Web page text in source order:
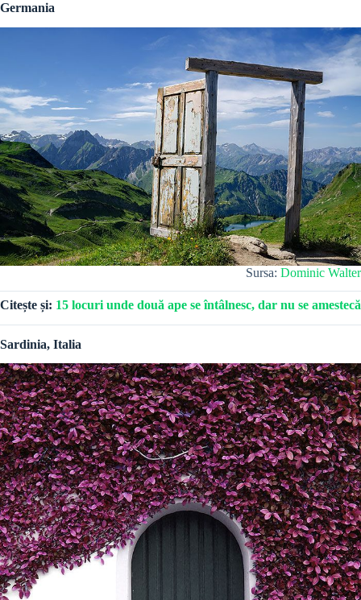
Germania
Sursa: Dominic Walter
Citește și: 15 locuri unde două ape se întâlnesc, dar nu se amestecă
Sardinia, Italia